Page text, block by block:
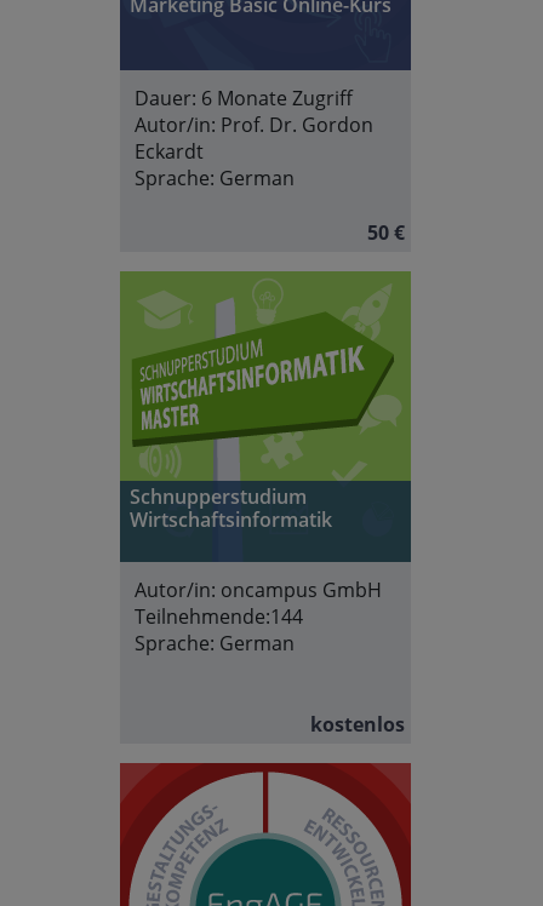
Dauer: 6 Monate Zugriff
Autor/in: Prof. Dr. Gordon
Eckardt
Sprache: German
50 €
Schnupperstudium
Wirtschaftsinformatik
Autor/in: oncampus GmbH
Teilnehmende:144
Sprache: German
kostenlos